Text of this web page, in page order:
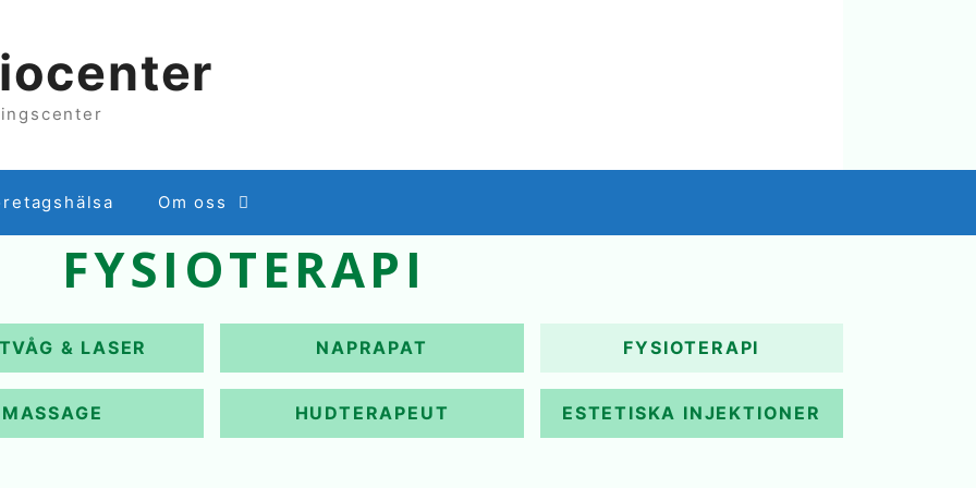
Om oss
FYSIOTERAPI
& LASER NAPRAPAT FYSIOTERAPI
MASSAGE HUDTERAPEUT ESTETISKA INJEKTIONER